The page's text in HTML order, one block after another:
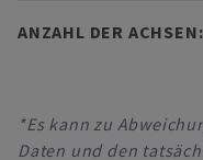
ANZAHL DER ACHSEN:
*Es kann zu
Daten und den